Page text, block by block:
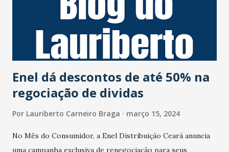
Jaguaribe e Sertões de Crateús, seguem em alerta, com
volumes abaixo de 30% da capacidade. Outros 44 açudes
seguem com volumes abaixo dos 30% da capacidade. Lista
de Açudes Cearenses vertendo (sangrando): Acaraú Mirim. ...
Enel dá descontos de até 50% na
regociação de dividas
Por Lauriberto Carneiro Braga março 15, 2024
No Mês do Consumidor, a Enel Distribuição Ceará anuncia
uma campanha exclusiva de renegociação para seus